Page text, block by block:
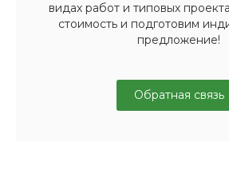
видах работ и типовых
стоимость и подготовим
предложение!
Обратная связь